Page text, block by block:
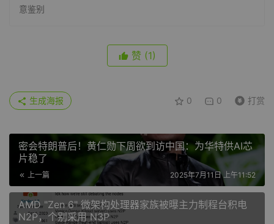
意鉴别
赞 (1)
0 0 打赏
生成海报
密会特朗普后！黄仁勋下周欲到访中国：为华特供AI芯
片稳了
上一篇 2025年7月11日 上午11:52
AMD "Zen 6" 微架构处理器家族被曝主力制程台积电
N2P，个别采用 N3P